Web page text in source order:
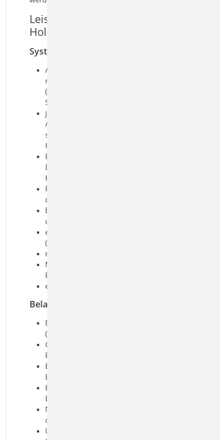
Leistungsmerkmale S141.de
Holz-Kopfbandbalken
System
Anschlüsse übertragen wahlweise
nur Druck oder Druck und Zug
(Berücksichtigung bei der
Schnittgrößenermittlung)
je nach Auswahl sind die
Anschlussarten Stirnversatz, Knaggen
sowie außenliegende Stahl- oder
Holzlaschen möglich
Balken als Einfeld- oder
Durchlaufträger mit oder ohne
Kragarm
Pendelstützen, Kragstützen oder
direkte Lagerung
beliebige Anordnung der Kopfbänder
und Randstreben
einachsige Beanspruchung
(Lastangriff am Balken)
rechteckige Querschnitte
Momenten- und Querkraftgelenke im
Balken
elastische Auflagerbedingungen
Belastung
Ermittlung der Eigenlast
(automatisch)
Gleich- und Deckenlasten auf den
Balken
Block- und Trapezlasten auf den
Balken
Einzellasten und -momente auf den
Balken
Normallast (Lastangriff am rechten
oder linken Balkenende)
Übernahme von Wind- und